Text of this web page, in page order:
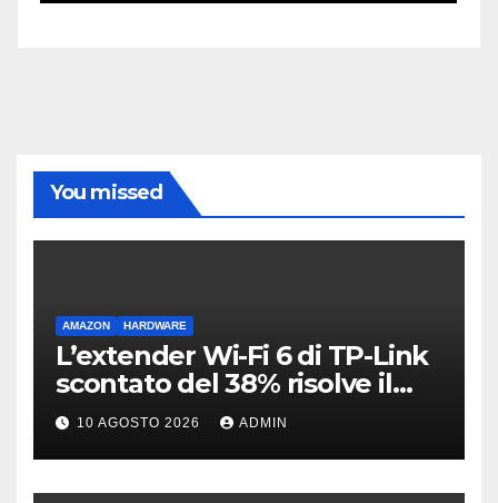
You missed
AMAZON HARDWARE
L’extender Wi-Fi 6 di TP-Link
scontato del 38% risolve il
problema delle zone morte
10 AGOSTO 2026 ADMIN